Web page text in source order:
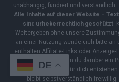
unabhängig, fundiert und verständlich
Alle Inhalte auf dieser Website –
sind urheberrechtlich geschützt.
Weitergeben ohne unsere
an einer Nutzung wende dich bitte an
enthalten Affiliate-Links oder Anzeige-
unterstrichen). Wenn du darüber ein
kleine Provision – für dich
bleibt selbstverständlich freiwillig.
DE